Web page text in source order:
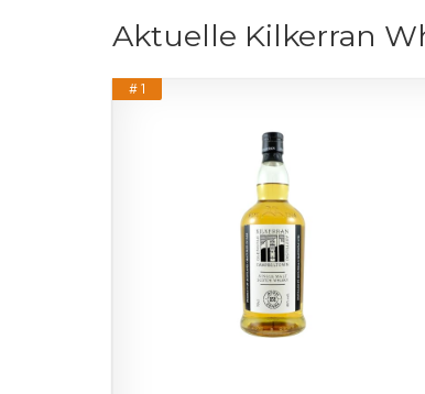
Aktuelle Kilkerran
# 1